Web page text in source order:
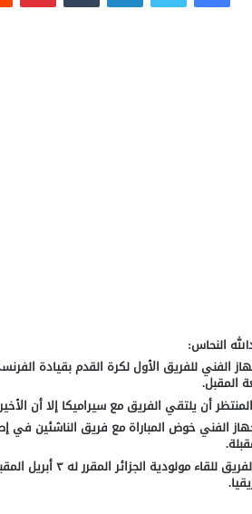
النحاس:
الفني للفريق الأول لكرة القدم بقيادة
المقبل.
أن يلتقي الفريق مع سيراميكا إلا أن
الفني خوض المباراة مع فريق الناشئين في
ويستعد الفريق